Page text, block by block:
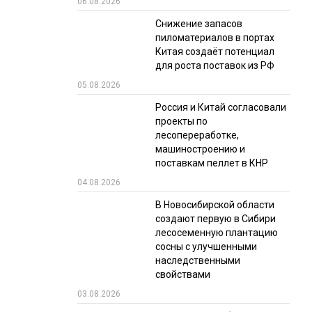
ИТОГИ МЕРОПРИЯТИЙ
Снижение запасов
пиломатериалов в портах
Китая создаёт потенциал
для роста поставок из РФ
05.08.2026
Россия и Китай согласовали
проекты по
лесопереработке,
машиностроению и
поставкам пеллет в КНР
04.08.2026
В Новосибирской области
создают первую в Сибири
лесосеменную плантацию
сосны с улучшенными
наследственными
свойствами
03.08.2026